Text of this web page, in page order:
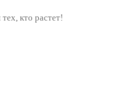
кто растет!